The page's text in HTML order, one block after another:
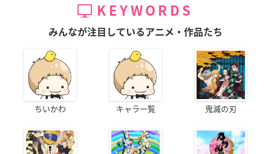
KEYWORDS
みんなが注目しているアニメ・作品たち
ちいかわ キャラ一覧 鬼滅の刃